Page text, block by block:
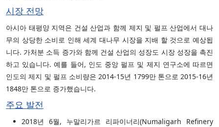
시장 전망
아시아 태평양 지역은 건설 산업과 함께 제지 및 펄프 산업에서 대나
무의 상당한 소비로 인해 세계 대나무 시장을 지배 할 것으로 예상됩
니다. 가처분 소득 증가와 함께 건설 산업의 성장도 시장 성장을 촉진
하고 있습니다. 예를 들어, 인도 중앙 펄프 및 제지 연구소에 따르면
인도의 제지 및 펄프 소비량은 2014-15년 1799만 톤으로 2015-16년
1848만 톤으로 증가했습니다.
주요 발전
2018년 6월, 누말리가르 리파이너리(Numaligarh Refinery